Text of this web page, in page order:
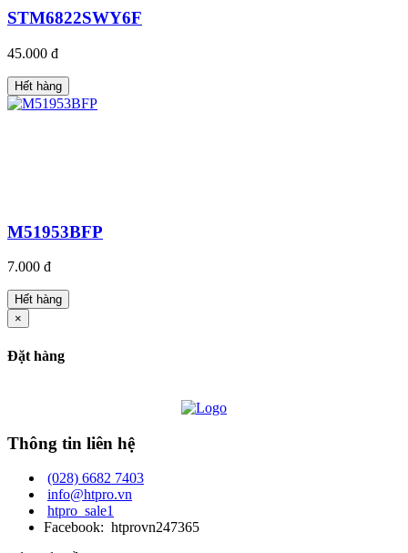
STM6822SWY6F
45.000 đ
Hết hàng
M51953BFP
7.000 đ
Hết hàng
×
Đặt hàng
Thông tin liên hệ
(028) 6682 7403
info@htpro.vn
htpro_sale1
Facebook: htprovn247365